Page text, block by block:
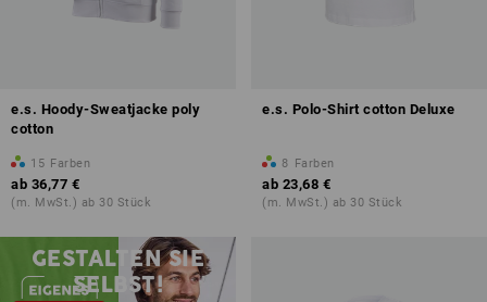
e.s. Hoody-Sweatjacke poly
cotton
15 Farben
ab 36,77 €
(m. MwSt.) ab 30 Stück
e.s. Polo-Shirt cotton Deluxe
8 Farben
ab 23,68 €
(m. MwSt.) ab 30 Stück
GESTALTEN SIE
SELBST!